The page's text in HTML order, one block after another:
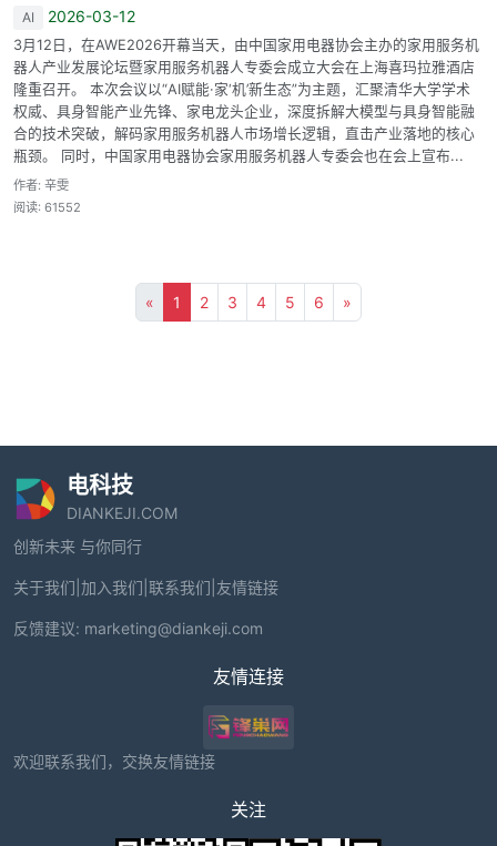
AI 2026-03-12
3月12日，在AWE2026开幕当天，由中国家用电器协会主办的家用服务机
器人产业发展论坛暨家用服务机器人专委会成立大会在上海喜玛拉雅酒店
隆重召开。 本次会议以“AI赋能·家‘机’新生态”为主题，汇聚清华大学学术
权威、具身智能产业先锋、家电龙头企业，深度拆解大模型与具身智能融
合的技术突破，解码家用服务机器人市场增长逻辑，直击产业落地的核心
瓶颈。 同时，中国家用电器协会家用服务机器人专委会也在会上宣布...
作者: 辛雯
阅读: 61552
« 1 2 3 4 5 6 »
电科技
DIANKEJI.COM
创新未来 与你同行
关于我们 加入我们 联系我们 友情链接
反馈建议: marketing@diankeji.com
友情连接
欢迎联系我们，交换友情链接
关注